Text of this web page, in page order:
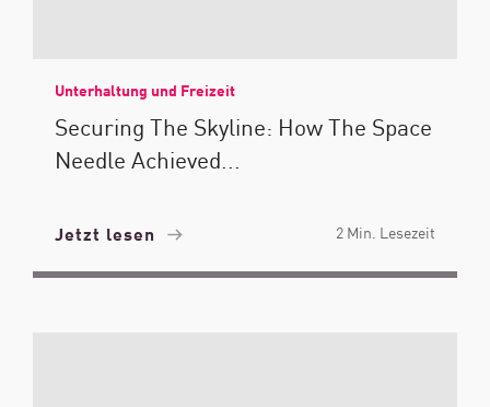
Unterhaltung und Freizeit
Securing The Skyline: How The Space
Needle Achieved...
Jetzt lesen 2 Min. Lesezeit